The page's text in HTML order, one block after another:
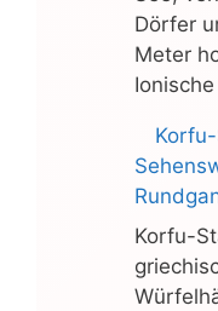
Dörfer
Meter
Korfu-